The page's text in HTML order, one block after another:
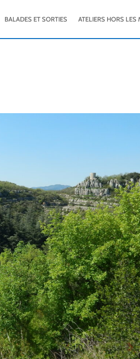
BALADES ET SORTIES ATELIERS HORS LES